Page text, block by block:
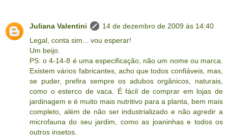
Juliana Valentini
14 de dezembro de 2009 às 14:40
Legal, conta sim... vou esperar!
Um beijo.
PS: o 4-14-8 é uma especificação, não um nome ou marca.
Existem vários fabricantes, acho que todos confiáveis, mas,
se puder, prefira sempre os adubos orgânicos, naturais,
como o esterco de vaca. É fácil de comprar em lojas de
jardinagem e é muito mais nutritivo para a planta, bem mais
completo, além de não ser industrializado e não agredir a
microfauna do seu jardim, como as joaninhas e todos os
outros insetos.